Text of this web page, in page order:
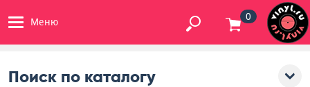
Меню 0
Поиск по каталогу